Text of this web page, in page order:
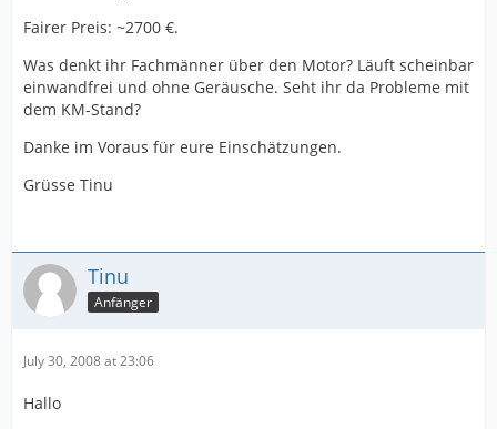
Fairer Preis: ~2700 €.
Was denkt ihr Fachmänner über den Motor? Läuft scheinbar
einwandfrei und ohne Geräusche. Seht ihr da Probleme mit
dem KM-Stand?
Danke im Voraus für eure Einschätzungen.
Grüsse Tinu
Tinu
Anfänger
July 30, 2008 at 23:06
Hallo